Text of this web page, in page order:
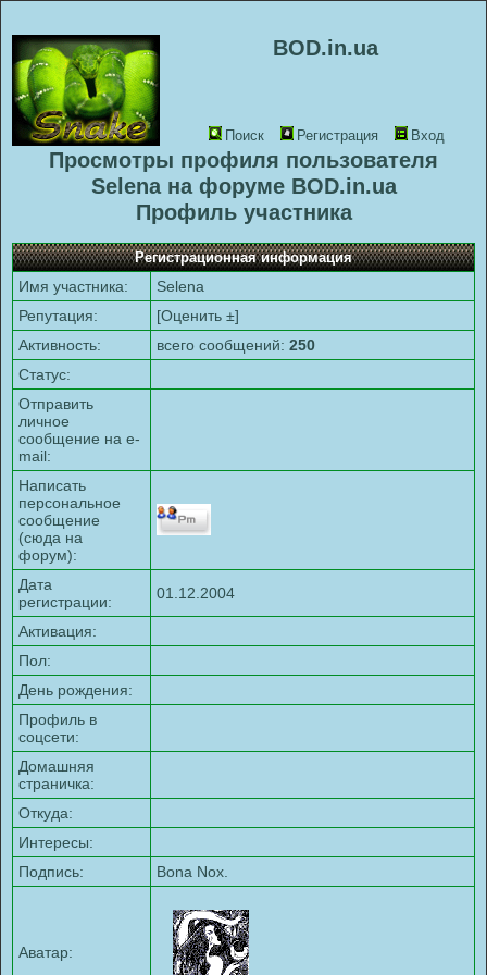
BOD.in.ua
Поиск Регистрация Вход
Просмотры профиля пользователя
Selena на форуме BOD.in.ua
Профиль участника
Регистрационная информация
Имя участника:
Selena
Репутация:
[Оценить ±]
Активность:
всего сообщений: 250
Статус:
Отправить
личное
сообщение на e-
mail:
Написать
персональное
сообщение
(сюда на
форум):
Дата
регистрации:
01.12.2004
Активация:
Пол:
День рождения:
Профиль в
соцсети:
Домашняя
страничка:
Откуда:
Интересы:
Подпись:
Bona Nox.
Аватар: